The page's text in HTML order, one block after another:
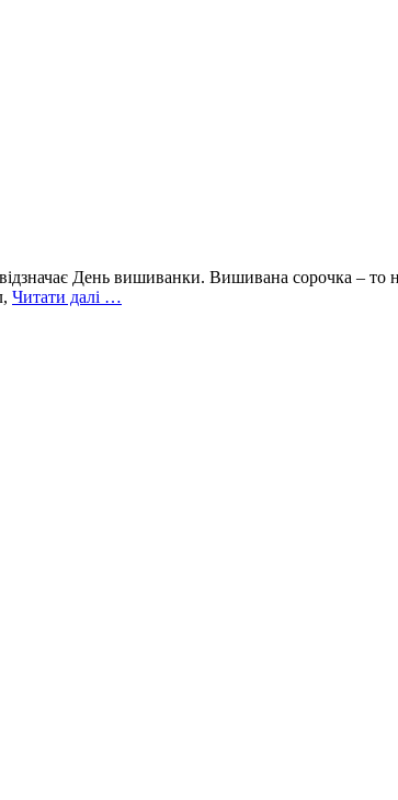
День вишиванки. Вишивана сорочка –
Читати далі …